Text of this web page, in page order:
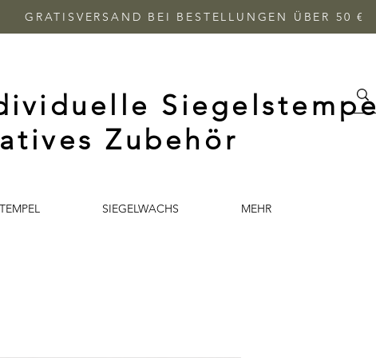
GRATISVERSAND BEI BESTELLUNGEN ÜBER 50 €
Zubehör
SIEGELWACHS MEHR